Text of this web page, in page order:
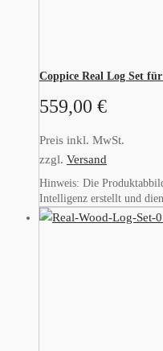
Coppice Real Log Set
559,00 €
Preis inkl. MwSt.
zzgl. Versand
Hinweis: Die
Intelligenz erstellt und